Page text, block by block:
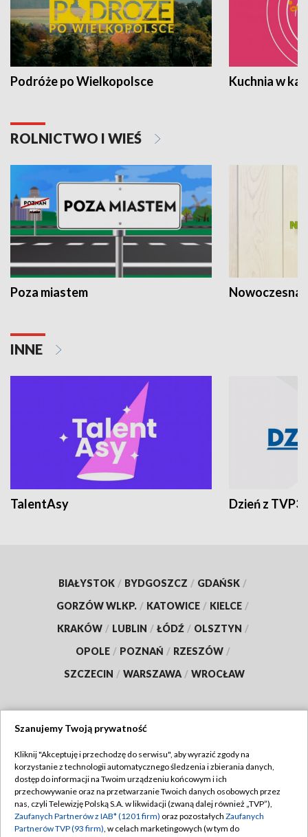
Podróże po Wielkopolsce Kuchnia w
ROLNICTWO I WIEŚ
Poza miastem Nowoczesna
INNE
TalentAsy Dzień z TVP3
BIAŁYSTOK / BYDGOSZCZ / GDAŃSK /
GORZÓW WLKP. / KATOWICE / KIELCE /
KRAKÓW / LUBLIN / ŁÓDŹ / OLSZTYN /
OPOLE / POZNAŃ / RZESZÓW /
SZCZECIN / WARSZAWA / WROCŁAW
TVP
Abonament TVP
Emisja w TVP
Regulamin TVP
Polityka prywatności
Szanujemy Twoją prywatność
Kliknij "Akceptuję i przechodzę do serwisu", aby wyrazić zgody na
korzystanie z technologii automatycznego śledzenia i zbierania danych,
dostęp do informacji na Twoim urządzeniu końcowym i ich
przechowywanie oraz na przetwarzanie Twoich danych osobowych przez
nas, czyli Telewizję Polską S.A. w likwidacji (zwaną dalej również „TVP”),
Zaufanych Partnerów z IAB* (1201 firm) oraz pozostałych Zaufanych
Partnerów TVP (93 firm), w celach marketingowych (w tym do